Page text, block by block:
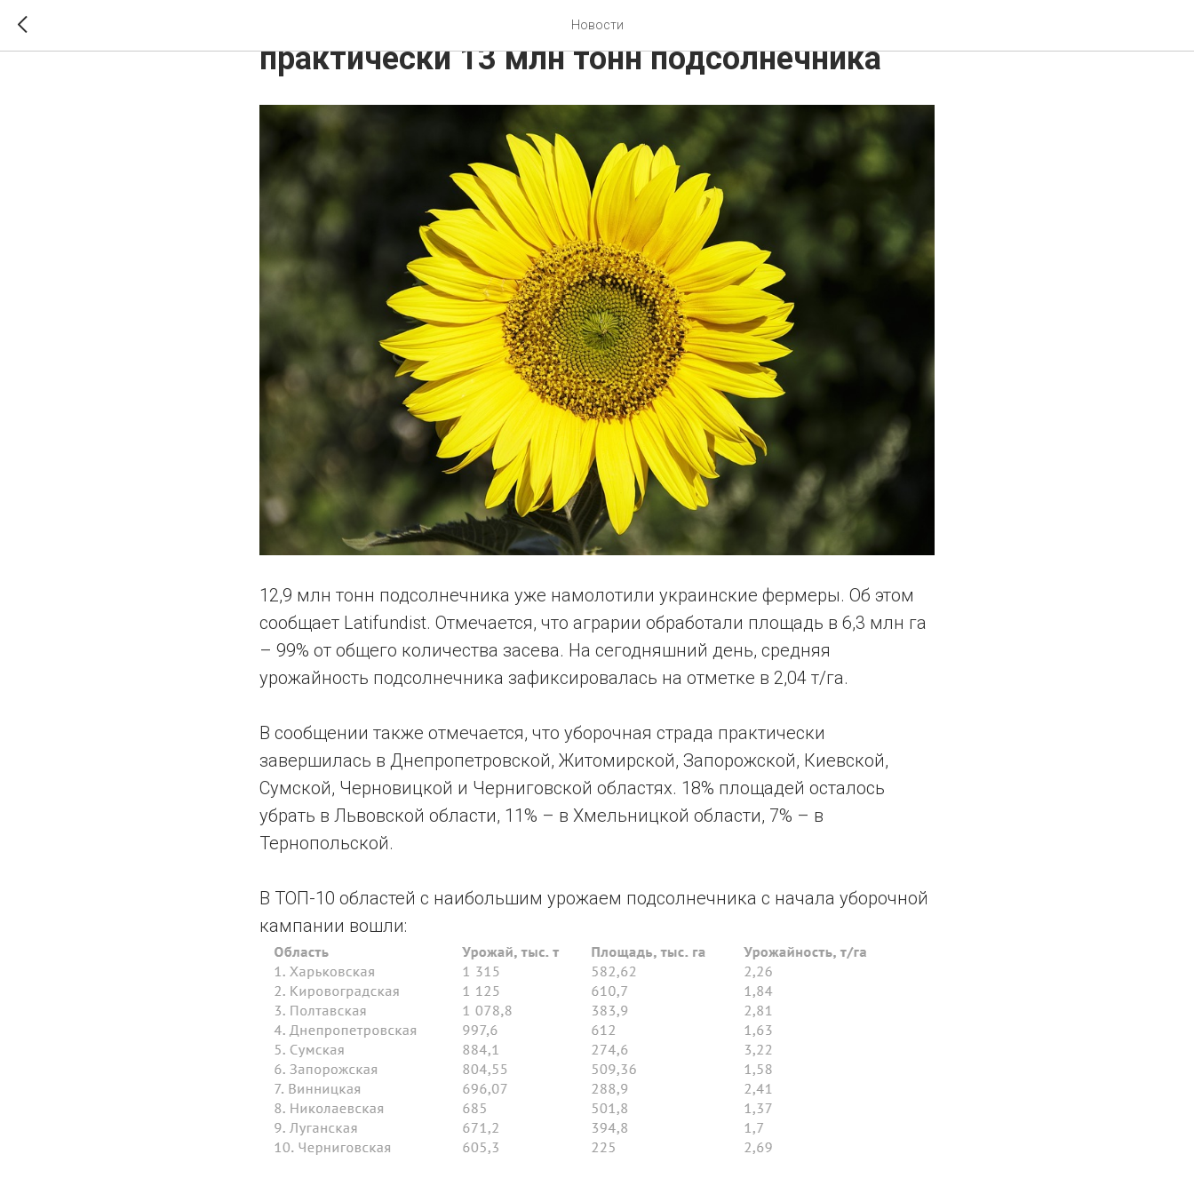
Новости
Украинские аграрии намолотили
практически 13 млн тонн подсолнечника
12,9 млн тонн подсолнечника уже намолотили украинские фермеры. Об этом
сообщает Latifundist. Отмечается, что аграрии обработали площадь в 6,3 млн га
– 99% от общего количества засева. На сегодняшний день, средняя
урожайность подсолнечника зафиксировалась на отметке в 2,04 т/га.
В сообщении также отмечается, что уборочная страда практически
завершилась в Днепропетровской, Житомирской, Запорожской, Киевской,
Сумской, Черновицкой и Черниговской областях. 18% площадей осталось
убрать в Львовской области, 11% – в Хмельницкой области, 7% – в
Тернопольской.
В ТОП-10 областей с наибольшим урожаем подсолнечника с начала уборочной
кампании вошли: